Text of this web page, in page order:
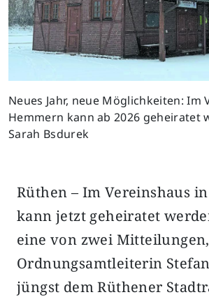
Neues Jahr, neue Möglichkeiten: Im
Hemmern kann ab 2026 geheiratet
Sarah Bsdurek
Previous
Rüthen – Im Vereinshaus
kann jetzt geheiratet
eine von zwei
Ordnungsamtleiterin
jüngst dem Rüthener